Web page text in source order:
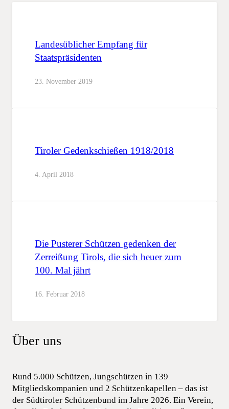
Landesüblicher Empfang für
Staatspräsidenten
23. November 2019
Tiroler Gedenkschießen 1918/2018
4. April 2018
Die Pusterer Schützen gedenken der
Zerreißung Tirols, die sich heuer zum
100. Mal jährt
16. Februar 2018
Über uns
Rund 5.000 Schützen, Jungschützen in 139
Mitgliedskompanien und 2 Schützenkapellen – das ist
der Südtiroler Schützenbund im Jahre 2026. Ein Verein,